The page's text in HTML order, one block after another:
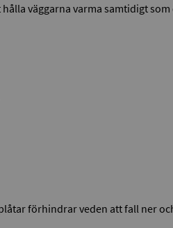
väggarna varma samtidigt
förhindrar veden att fall ner